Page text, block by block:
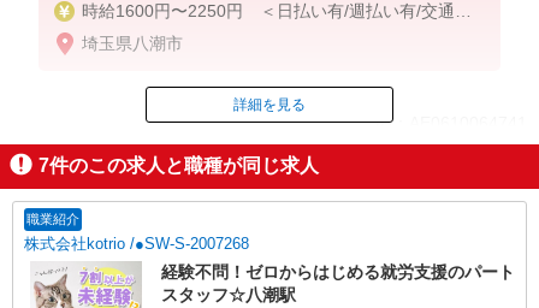
時給1600円〜2250円 ＜日払い有/週払い有/交通費
全支給(ガソリン代含む)＞
埼玉県八潮市
ID：AE0610064741
掲載期間終了
詳細を見る
7件のこの求人と職種が同じ求人
職業紹介
株式会社kotrio /●SW-S-2007268
経験不問！ゼロからはじめる就労支援のパート
スタッフ☆八潮駅